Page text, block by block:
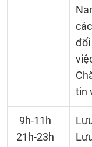
đối
tin
9h-11h
21h-23h